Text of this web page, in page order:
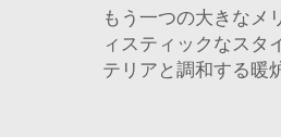
もう一つの大きなメ
ィスティックなスタ
テリアと調和する暖